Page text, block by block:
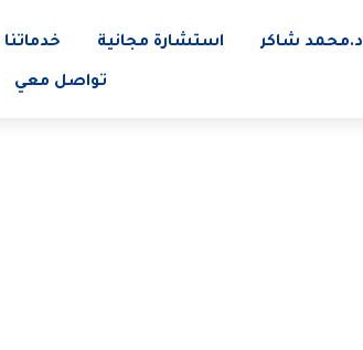
د.محمد شاكر استشارة مجانية خدماتنا
تواصل معي